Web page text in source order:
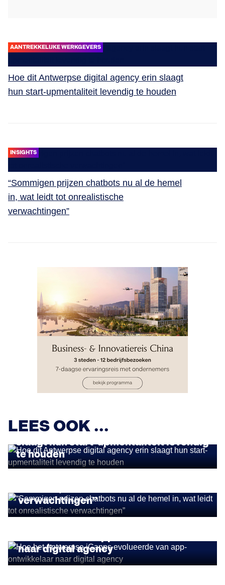
AANTREKKELIJKE WERKGEVERS
Hoe dit Antwerpse digital agency erin slaagt
hun start-upmentaliteit levendig te houden
INSIGHTS
“Sommigen prijzen chatbots nu al de hemel
in, wat leidt tot onrealistische
verwachtingen”
LEES OOK ...
Hoe dit Antwerpse digital agency erin
slaagt hun start-upmentaliteit levendig
te houden
INSIGHTS
verwachtingen”
INSIGHTS
naar digital agency